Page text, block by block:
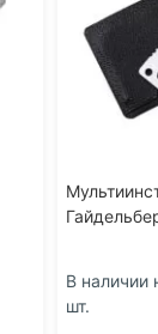
В наличии
шт.